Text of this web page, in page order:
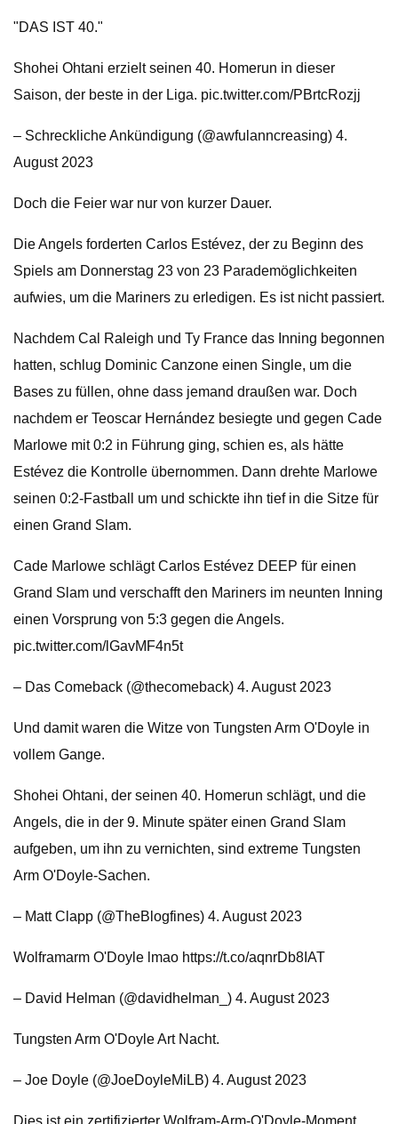
"DAS IST 40."
Shohei Ohtani erzielt seinen 40. Homerun in dieser
Saison, der beste in der Liga. pic.twitter.com/PBrtcRozjj
– Schreckliche Ankündigung (@awfulanncreasing) 4.
August 2023
Doch die Feier war nur von kurzer Dauer.
Die Angels forderten Carlos Estévez, der zu Beginn des
Spiels am Donnerstag 23 von 23 Parademöglichkeiten
aufwies, um die Mariners zu erledigen. Es ist nicht passiert.
Nachdem Cal Raleigh und Ty France das Inning begonnen
hatten, schlug Dominic Canzone einen Single, um die
Bases zu füllen, ohne dass jemand draußen war. Doch
nachdem er Teoscar Hernández besiegte und gegen Cade
Marlowe mit 0:2 in Führung ging, schien es, als hätte
Estévez die Kontrolle übernommen. Dann drehte Marlowe
seinen 0:2-Fastball um und schickte ihn tief in die Sitze für
einen Grand Slam.
Cade Marlowe schlägt Carlos Estévez DEEP für einen
Grand Slam und verschafft den Mariners im neunten Inning
einen Vorsprung von 5:3 gegen die Angels.
pic.twitter.com/lGavMF4n5t
– Das Comeback (@thecomeback) 4. August 2023
Und damit waren die Witze von Tungsten Arm O'Doyle in
vollem Gange.
Shohei Ohtani, der seinen 40. Homerun schlägt, und die
Angels, die in der 9. Minute später einen Grand Slam
aufgeben, um ihn zu vernichten, sind extreme Tungsten
Arm O'Doyle-Sachen.
– Matt Clapp (@TheBlogfines) 4. August 2023
Wolframarm O'Doyle lmao https://t.co/aqnrDb8IAT
– David Helman (@davidhelman_) 4. August 2023
Tungsten Arm O'Doyle Art Nacht.
– Joe Doyle (@JoeDoyleMiLB) 4. August 2023
Dies ist ein zertifizierter Wolfram-Arm-O'Doyle-Moment